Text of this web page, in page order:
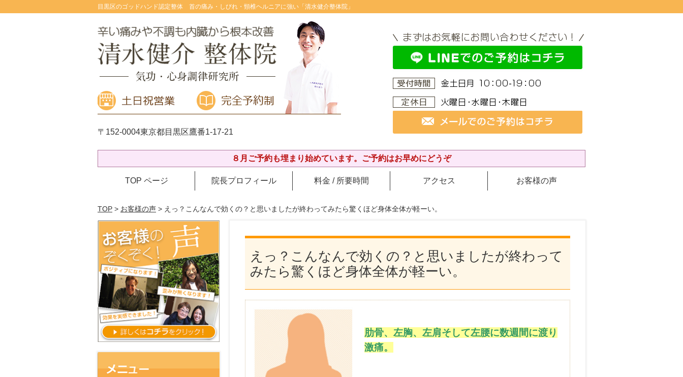
目黒区のゴッドハンド認定整体 首の痛み・しびれ・頸椎ヘルニアに強い「清水健介整体院」
〒152-0004東京都目黒区鷹番1-17-21
８月ご予約も埋まり始めています。ご予約はお早めにどうぞ
TOP ページ 院長プロフィール 料金 / 所要時間 アクセス お客様の声
TOP > お客様の声 > えっ？こんなんで効くの？と思いましたが終わってみたら驚くほど身体全体が軽ーい。
えっ？こんなんで効くの？と思いましたが終わって
みたら驚くほど身体全体が軽ーい。
肋骨、左胸、左肩そして左腰に数週間に渡り
激痛。